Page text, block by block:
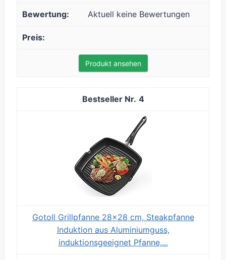
Aktuell keine Bewertungen
Produkt ansehen
4
Gotoll Grillpfanne 28×28 cm, Steakpfanne
Induktion aus Aluminiumguss,
induktionsgeeignet Pfanne,...